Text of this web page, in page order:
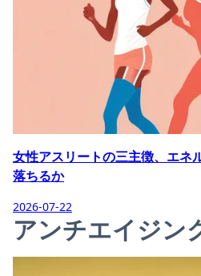
女性アスリートの三主徴、エネ
落ちるか
2026-07-22
アンチエイジン